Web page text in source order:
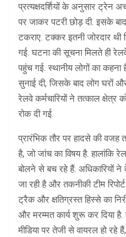
प्रत्यक्षदर्शियों के अनुसार
पर जाकर पटरी छोड़ दी. इसके
टकराए. टक्कर इतनी जोरदार
गई. घटना की सूचना मिलते ही
पहुंच गई. स्थानीय लोगों का
सुनाई दी, जिसके बाद लोग घरों
रेलवे कर्मचारियों ने तत्काल क्षेत्र
रोक दी गई.
प्रारंभिक तौर पर हादसे की वजह
है, जो जांच का विषय है. हालांकि
बोलने से बच रहे हैं. अधिकारियों
जा रही है और तकनीकी टीम
ट्रैक और क्षतिग्रस्त हिस्से का
और मरम्मत कार्य शुरू कर दिया है.
मीडिया पर तेजी से वायरल हो रहे